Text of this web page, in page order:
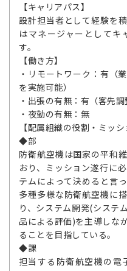
【キャリアパス】
設計担当者として経験を
はマネージャーとしてキ
す。
【働き方】
・リモートワーク：有（
を実施可能）
・出張の有無：有（客先
・夜勤の有無：無
【配属組織の役割・ミッシ
◆部
防衛航空機は国家の平和
おり、ミッション遂行に
テムによって決めると言
多種多様な防衛航空機に
り、システム開発(システ
品による評価)を主導しな
ることを目指している。
◆課
担当する防衛航空機の電